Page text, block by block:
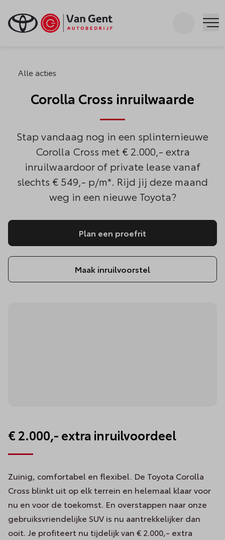
Zoeken
Alle acties
Corolla Cross inruilwaarde
Stap vandaag nog in een splinternieuwe
Corolla Cross met € 2.000,- extra
inruilwaardoor of private lease vanaf
slechts € 549,- p/m*. Rijd jij deze maand
weg in een nieuwe Toyota?
Plan een proefrit
Maak inruilvoorstel
€ 2.000,- extra inruilvoordeel
Zuinig, comfortabel en flexibel. De Toyota Corolla
Cross blinkt uit op elk terrein en helemaal klaar voor
nu en voor de toekomst. En overstappen naar onze
gebruiksvriendelijke SUV is nu aantrekkelijker dan
ooit. Je profiteert nu tijdelijk van € 2.000,- extra